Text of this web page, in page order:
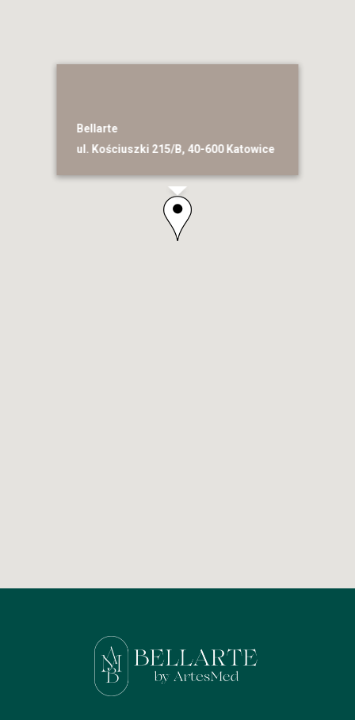
Bellarte
ul. Kościuszki 215/B, 40-600 Katowice